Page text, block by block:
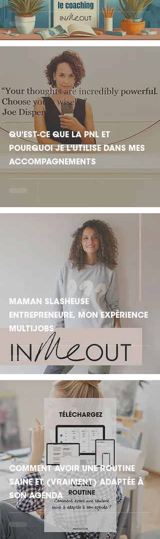
QU'EST-CE QUE LA PNL ET
POURQUOI JE L'UTILISE DANS MES
ACCOMPAGNEMENTS
MAMAN SLASHEUSE
ENTREPRENEURE, MON EXPÉRIENCE
MULTIJOBS
COMMENT AVOIR UNE ROUTINE
SAINE ET (VRAIMENT) ADAPTÉE À
SON AGENDA